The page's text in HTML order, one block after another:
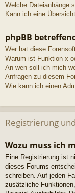
Welche Dateianhänge
Kann ich eine
phpBB
Wer hat diese
Warum ist Funktion x
An wen soll ich mich
Anfragen zu diesem
Wie kann ich einen
Registrierung
Wozu muss ich
Eine Registrierung ist
dieses Forums
schreiben. Auf jeden
zusätzliche